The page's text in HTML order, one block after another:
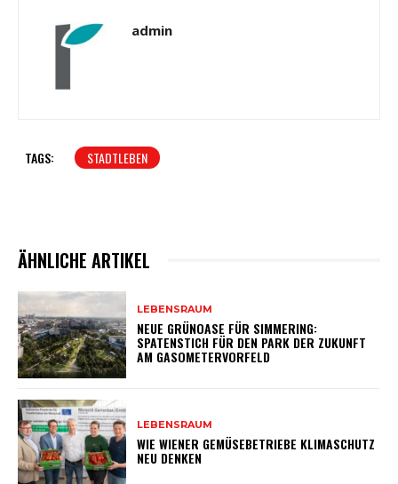
admin
TAGS: STADTLEBEN
ÄHNLICHE ARTIKEL
LEBENSRAUM
NEUE GRÜNOASE FÜR SIMMERING:
SPATENSTICH FÜR DEN PARK DER ZUKUNFT
AM GASOMETERVORFELD
LEBENSRAUM
WIE WIENER GEMÜSEBETRIEBE KLIMASCHUTZ
NEU DENKEN